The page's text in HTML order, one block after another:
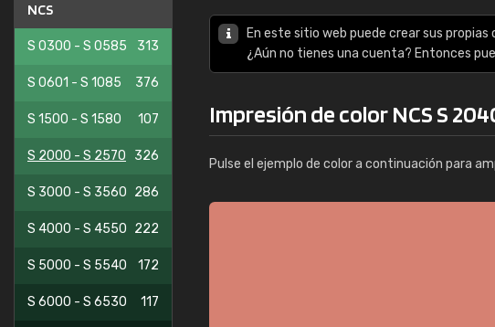
NCS
S 0300 - S 0585 313
S 0601 - S 1085 376
S 1500 - S 1580 107
S 2000 - S 2570 326
S 3000 - S 3560 286
S 4000 - S 4550 222
S 5000 - S 5540 172
S 6000 - S 6530 117
En este sitio web puede crear sus
¿Aún no tienes una cuenta? Entonces
Impresión de color NCS S
Pulse el ejemplo de color a continuación para